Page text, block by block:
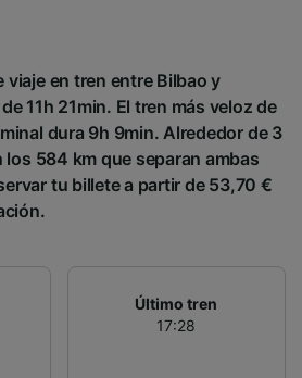
viaje en tren entre Bilbao y
11h 21min. El tren más veloz de
dura 9h 9min. Alrededor de 3
584 km que separan ambas
tu billete a partir de 53,70 €
Último tren
17:28